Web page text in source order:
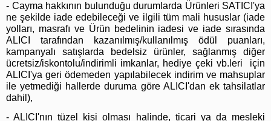
- Cayma hakkının bulunduğu durumlarda Ürünleri SATICI'ya
ne şekilde iade edebileceği ve ilgili tüm mali hususlar (iade
yolları, masrafı ve Ürün bedelinin iadesi ve iade sırasında
ALICI tarafından kazanılmış/kullanılmış ödül puanları,
kampanyalı satışlarda bedelsiz ürünler, sağlanmış diğer
ücretsiz/iskontolu/indirimli imkanlar, hediye çeki vb.leri için
ALICI'ya geri ödemeden yapılabilecek indirim ve mahsuplar
ile yetmediği hallerde duruma göre ALICI'dan ek tahsilatlar
dahil),
- ALICI'nın tüzel kişi olması halinde, ticari ya da mesleki